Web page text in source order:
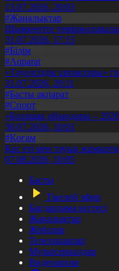
13.07.2026, 20:03
#Жаңалықтар
Шымкентте
31.07.2026, 17:15
#Білім
#Aqparat
«Тәуелсіздік ұрпақтары»
31.07.2026, 20:11
#Басты ақпарат
#Спорт
«Болашақ ойындары –
30.07.2026, 10:01
#Қоғам
Құс еті мен тауық
07.08.2026, 10:05
Басты
Тікелей эфир
Бағдарлама кестесі
Жаңалықтар
Жобалар
Телехикаялар
Мультсериалдар
Видеоархив